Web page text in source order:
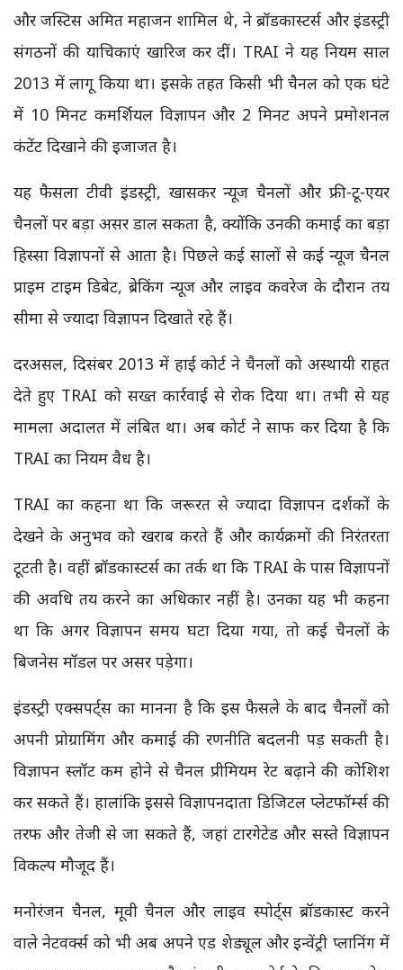
और जस्टिस अमित महाजन शामिल थे, ने ब्रॉडकास्टर्स और इंडस्ट्री
संगठनों की याचिकाएं खारिज कर दीं। TRAI ने यह नियम साल
2013 में लागू किया था। इसके तहत किसी भी चैनल को एक घंटे
में 10 मिनट कमर्शियल विज्ञापन और 2 मिनट अपने प्रमोशनल
कंटेंट दिखाने की इजाजत है।
यह फैसला टीवी इंडस्ट्री, खासकर न्यूज चैनलों और फ्री-टू-एयर
चैनलों पर बड़ा असर डाल सकता है, क्योंकि उनकी कमाई का बड़ा
हिस्सा विज्ञापनों से आता है। पिछले कई सालों से कई न्यूज चैनल
प्राइम टाइम डिबेट, ब्रेकिंग न्यूज और लाइव कवरेज के दौरान तय
सीमा से ज्यादा विज्ञापन दिखाते रहे हैं।
दरअसल, दिसंबर 2013 में हाई कोर्ट ने चैनलों को अस्थायी राहत
देते हुए TRAI को सख्त कार्रवाई से रोक दिया था। तभी से यह
मामला अदालत में लंबित था। अब कोर्ट ने साफ कर दिया है कि
TRAI का नियम वैध है।
TRAI का कहना था कि जरूरत से ज्यादा विज्ञापन दर्शकों के
देखने के अनुभव को खराब करते हैं और कार्यक्रमों की निरंतरता
टूटती है। वहीं ब्रॉडकास्टर्स का तर्क था कि TRAI के पास विज्ञापनों
की अवधि तय करने का अधिकार नहीं है। उनका यह भी कहना
था कि अगर विज्ञापन समय घटा दिया गया, तो कई चैनलों के
बिजनेस मॉडल पर असर पड़ेगा।
इंडस्ट्री एक्सपर्ट्स का मानना है कि इस फैसले के बाद चैनलों को
अपनी प्रोग्रामिंग और कमाई की रणनीति बदलनी पड़ सकती है।
विज्ञापन स्लॉट कम होने से चैनल प्रीमियम रेट बढ़ाने की कोशिश
कर सकते हैं। हालांकि इससे विज्ञापनदाता डिजिटल प्लेटफॉर्म्स की
तरफ और तेजी से जा सकते हैं, जहां टारगेटेड और सस्ते विज्ञापन
विकल्प मौजूद हैं।
मनोरंजन चैनल, मूवी चैनल और लाइव स्पोर्ट्स ब्रॉडकास्ट करने
वाले नेटवर्क्स को भी अब अपने एड शेड्यूल और इन्वेंट्री प्लानिंग में